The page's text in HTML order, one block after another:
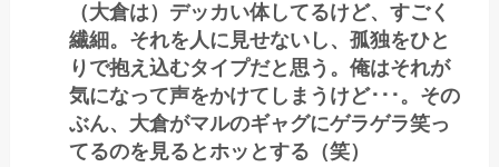
（大倉は）デッカい体してるけど、すごく
繊細。それを人に見せないし、孤独をひと
りで抱え込むタイプだと思う。俺はそれが
気になって声をかけてしまうけど･･･。その
ぶん、大倉がマルのギャグにゲラゲラ笑っ
てるのを見るとホッとする（笑）